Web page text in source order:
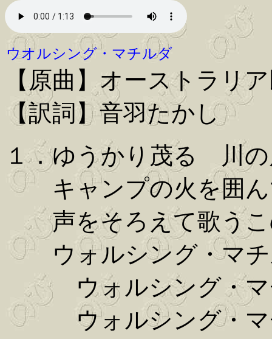
ウオルシング・マチルダ
【原曲】オーストラリ
【訳詞】音羽たかし
１．ゆうかり茂る 川
キャンプの火を囲ん
声をそろえて歌うこ
ウォルシング・マチ
ウォルシング・マ
ウォルシング・マ